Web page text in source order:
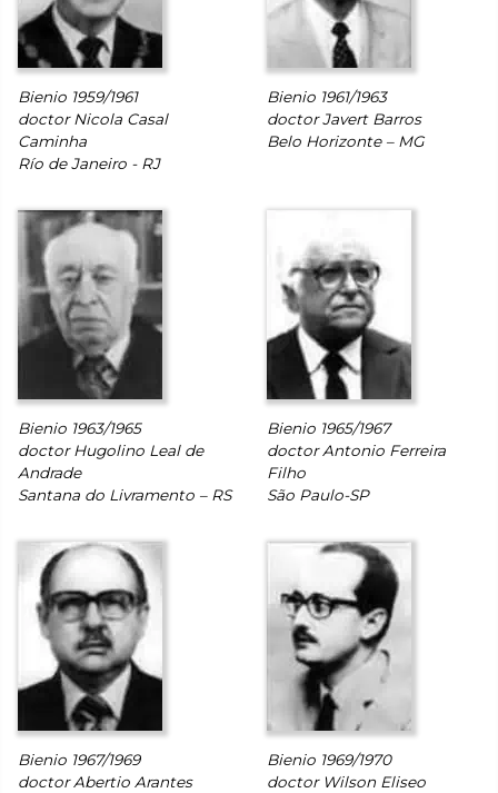
Bienio 1959/1961
doctor Nicola Casal
Caminha
Río de Janeiro - RJ
Bienio 1961/1963
doctor Javert Barros
Belo Horizonte – MG
Bienio 1963/1965
doctor Hugolino Leal de
Andrade
Santana do Livramento – RS
Bienio 1965/1967
doctor Antonio Ferreira
Filho
São Paulo-SP
Bienio 1967/1969
doctor Abertio Arantes
Bienio 1969/1970
doctor Wilson Eliseo